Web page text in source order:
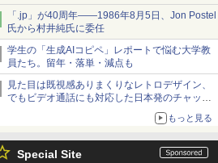
で 「ステンレス密封真空断熱パネル TIVIP」
「.jp」が40周年――1986年8月5日、Jon Postel
氏から村井純氏に委任
学生の「生成AIコピペ」レポートで悩む大学教
員たち。留年・落単・減点も
見た目は既視感ありまくりなレトロデザイン、
でもビデオ通話にも対応した日本発のチャット
もっと見る
Special Site